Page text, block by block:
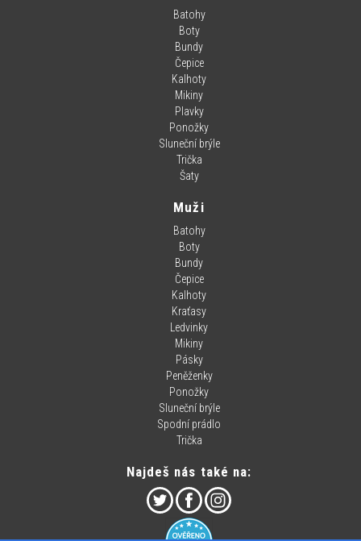
Batohy
Boty
Bundy
Čepice
Kalhoty
Mikiny
Plavky
Ponožky
Sluneční brýle
Trička
Šaty
Muži
Batohy
Boty
Bundy
Čepice
Kalhoty
Kraťasy
Ledvinky
Mikiny
Pásky
Peněženky
Ponožky
Sluneční brýle
Spodní prádlo
Trička
Najdeš nás také na: